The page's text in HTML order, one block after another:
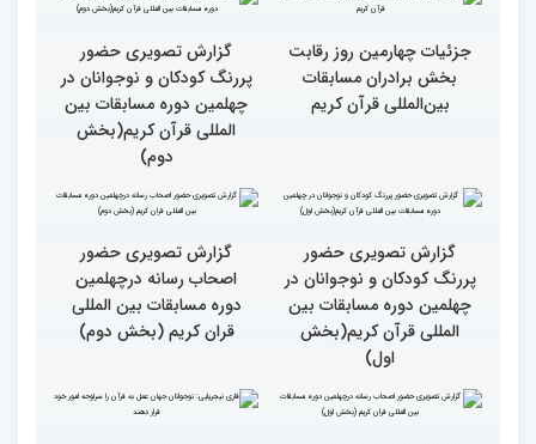
متسابقین چهلمین دوره
مسابقات بین المللی قرآن
کریم از حسینیه جماران
مردم مفاهیم و تعالیم قرآن
را در زندگی به کار گیرند
بخش برادران مسابقات
بین‌المللی قرآن کریم
پررنگ کودکان و نوجوانان در
چهلمین دوره مسابقات بین
المللی قرآن کریم(بخش
دوم)